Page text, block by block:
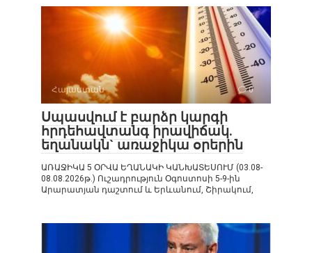
Հայաստան 0
Սպասվում է բարձր կարգի
հրդեհավտանգ իրավիճակ.
եղանակն` առաջիկա օրերին
ԱՌԱՋԻԿԱ 5 ՕՐՎԱ ԵՂԱՆԱԿԻ ԿԱՆԽԱՏԵՍՈՒՄ (03.08-
08.08.2026թ.) Ուշադրություն Օգոստոսի 5-9-ին
Արարատյան դաշտում և Երևանում, Շիրակում,